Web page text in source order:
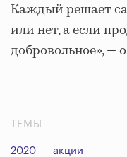
Каждый решает
или нет, а если
добровольное», —
ТЕМЫ
2020 акции